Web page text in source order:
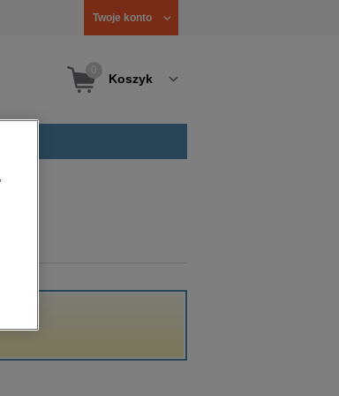
Twoje konto
Koszyk